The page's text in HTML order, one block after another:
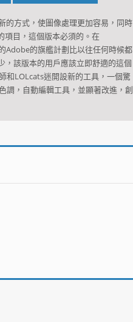
的方式，使圖像處理更加容易，同時
項目，這個版本必須的。在
Adobe的旗艦計劃比以往任何時候都
，該版本的用戶應該立即舒適的這個
和LOLcats迷開設新的工具，一個驚
調，自動編輯工具，並顯著改進，創